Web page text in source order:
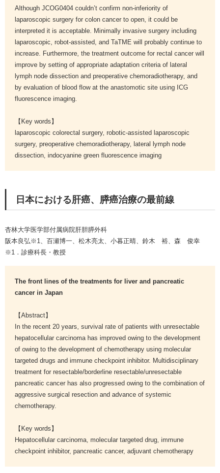
Although JCOG0404 couldn’t confirm non-inferiority of
laparoscopic surgery for colon cancer to open, it could be
interpreted it is acceptable. Minimally invasive surgery including
laparoscopic, robot-assisted, and TaTME will probably continue to
increase. Furthermore, the treatment outcome for rectal cancer will
improve by setting of appropriate adaptation criteria of lateral
lymph node dissection and preoperative chemoradiotherapy, and
by evaluation of blood flow at the anastomotic site using ICG
fluorescence imaging.
【Key words】
laparoscopic colorectal surgery, robotic-assisted laparoscopic
surgery, preoperative chemoradiotherapy, lateral lymph node
dissection, indocyanine green fluorescence imaging
日本における肝癌、膵癌治療の最前線
杏林大学医学部付属病院肝胆膵外科
阪本良弘※1、百瀬博一、松木亮太、小暮正晴、鈴木 裕、森 俊幸
※1．診療科長・教授
The front lines of the treatments for liver and pancreatic
cancer in Japan
【Abstract】
In the recent 20 years, survival rate of patients with unresectable
hepatocellular carcinoma has improved owing to the development
of owing to the development of chemotherapy using molecular
targeted drugs and immune checkpoint inhibitor. Multidisciplinary
treatment for resectable/borderline resectable/unresectable
pancreatic cancer has also progressed owing to the combination of
aggressive surgical resection and advance of systemic
chemotherapy.
【Key words】
Hepatocellular carcinoma, molecular targeted drug, immune
checkpoint inhibitor, pancreatic cancer, adjuvant chemotherapy